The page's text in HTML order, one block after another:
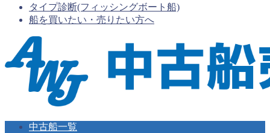
タイプ診断(フィッシングボート船)
船を買いたい・売りたい方へ
中古船一覧